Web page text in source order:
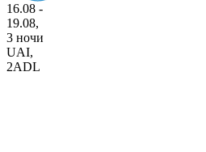
16.08 -
19.08,
3 ночи
UAI,
2ADL